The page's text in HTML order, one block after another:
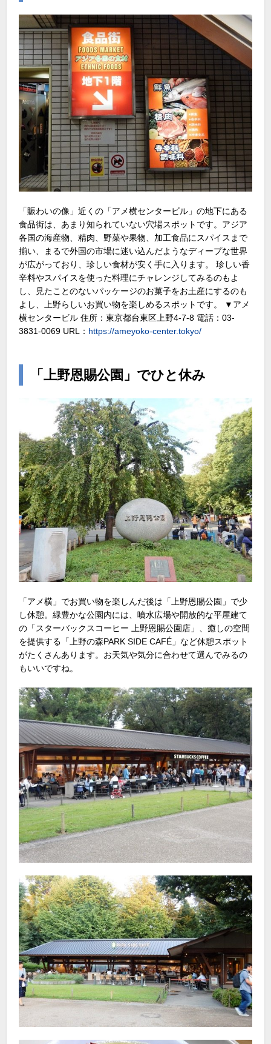
「賑わいの像」近くの「アメ横センタービル」の地下にある
食品街は、あまり知られていない穴場スポットです。アジア
各国の海産物、精肉、野菜や果物、加工食品にスパイスまで
揃い、まるで外国の市場に迷い込んだようなディープな世界
が広がっており、珍しい食材が安く手に入ります。 珍しい香
辛料やスパイスを使った料理にチャレンジしてみるのもよ
し、見たことのないパッケージのお菓子をお土産にするのも
よし、上野らしいお買い物を楽しめるスポットです。 ▼アメ
横センタービル 住所：東京都台東区上野4-7-8 電話：03-
3831-0069 URL： https://ameyoko-center.tokyo/
「上野恩賜公園」でひと休み
「アメ横」でお買い物を楽しんだ後は「上野恩賜公園」で少
し休憩。緑豊かな公園内には、噴水広場や開放的な平屋建て
の「スターバックスコーヒー 上野恩賜公園店」、癒しの空間
を提供する「上野の森PARK SIDE CAFÉ」など休憩スポット
がたくさんあります。お天気や気分に合わせて選んでみるの
もいいですね。